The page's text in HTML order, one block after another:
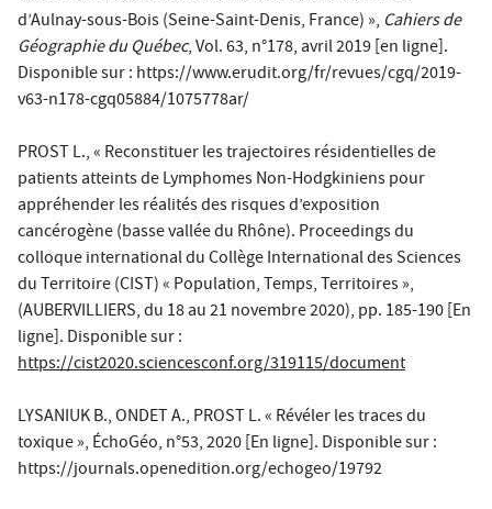
d’Aulnay-sous-Bois (Seine-Saint-Denis, France) », Cahiers de
Géographie du Québec, Vol. 63, n°178, avril 2019 [en ligne].
Disponible sur : https://www.erudit.org/fr/revues/cgq/2019-
v63-n178-cgq05884/1075778ar/
PROST L., « Reconstituer les trajectoires résidentielles de
patients atteints de Lymphomes Non-Hodgkiniens pour
appréhender les réalités des risques d’exposition
cancérogène (basse vallée du Rhône). Proceedings du
colloque international du Collège International des Sciences
du Territoire (CIST) « Population, Temps, Territoires »,
(AUBERVILLIERS, du 18 au 21 novembre 2020), pp. 185-190 [En
ligne]. Disponible sur :
https://cist2020.sciencesconf.org/319115/document
LYSANIUK B., ONDET A., PROST L. « Révéler les traces du
toxique », ÉchoGéo, n°53, 2020 [En ligne]. Disponible sur :
https://journals.openedition.org/echogeo/19792